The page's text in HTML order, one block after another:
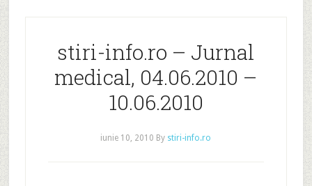
stiri-info.ro – Jurnal
medical, 04.06.2010 –
10.06.2010
iunie 10, 2010 By stiri-info.ro